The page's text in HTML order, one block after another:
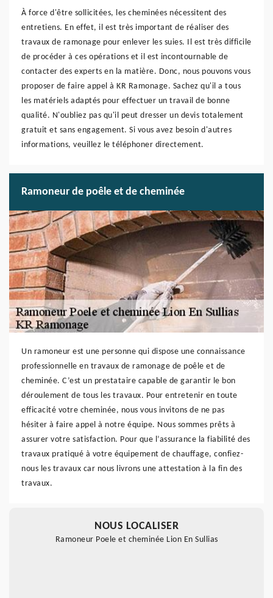
À force d'être sollicitées, les cheminées nécessitent des
entretiens. En effet, il est très important de réaliser des
travaux de ramonage pour enlever les suies. Il est très difficile
de procéder à ces opérations et il est incontournable de
contacter des experts en la matière. Donc, nous pouvons vous
proposer de faire appel à KR Ramonage. Sachez qu'il a tous
les matériels adaptés pour effectuer un travail de bonne
qualité. N'oubliez pas qu'il peut dresser un devis totalement
gratuit et sans engagement. Si vous avez besoin d'autres
informations, veuillez le téléphoner directement.
Ramoneur de poêle et de cheminée
Un ramoneur est une personne qui dispose une connaissance
professionnelle en travaux de ramonage de poêle et de
cheminée. C’est un prestataire capable de garantir le bon
déroulement de tous les travaux. Pour entretenir en toute
efficacité votre cheminée, nous vous invitons de ne pas
hésiter à faire appel à notre équipe. Nous sommes prêts à
assurer votre satisfaction. Pour que l’assurance la fiabilité des
travaux pratiqué à votre équipement de chauffage, confiez-
nous les travaux car nous livrons une attestation à la fin des
travaux.
NOUS LOCALISER
Ramoneur Poele et cheminée Lion En Sullias